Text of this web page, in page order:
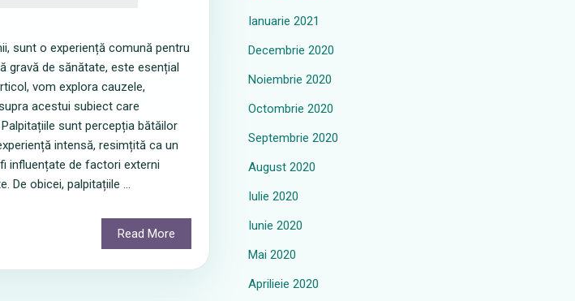
sunt o experiență comună pentru
gravă de sănătate, este esențial
vom explora cauzele,
acestui subiect care
sunt percepția bătăilor
intensă, resimțită ca un
influențate de factori externi
De obicei, palpitațiile ...
Read More
Ianuarie 2021
Decembrie 2020
Noiembrie 2020
Octombrie 2020
Septembrie 2020
August 2020
Iulie 2020
Iunie 2020
Mai 2020
Aprilieie 2020